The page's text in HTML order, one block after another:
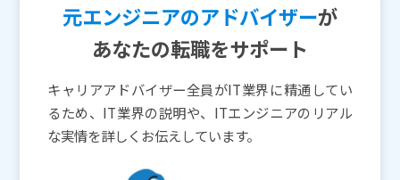
元エンジニアのアドバイザーが
あなたの転職をサポート
キャリアアドバイザー全員がIT業界に精通してい
るため、IT業界の説明や、ITエンジニアのリアル
な実情を詳しくお伝えしています。